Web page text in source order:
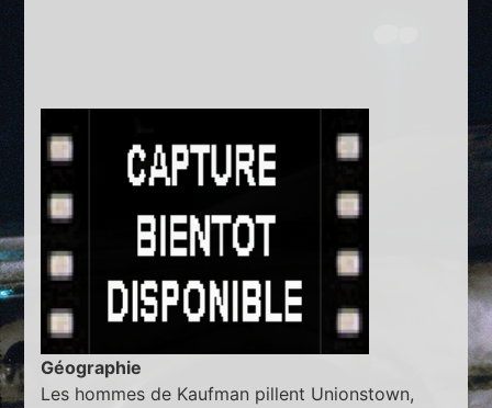
Géographie
Les hommes de Kaufman pillent Unionstown,